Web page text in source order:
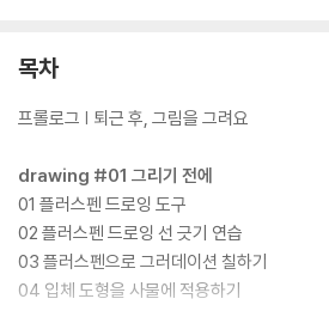
목차
프롤로그 | 퇴근 후, 그림을 그려요
drawing #01 그리기 전에
01 플러스펜 드로잉 도구
02 플러스펜 드로잉 선 긋기 연습
03 플러스펜으로 그러데이션 칠하기
04 입체 도형을 사물에 적용하기